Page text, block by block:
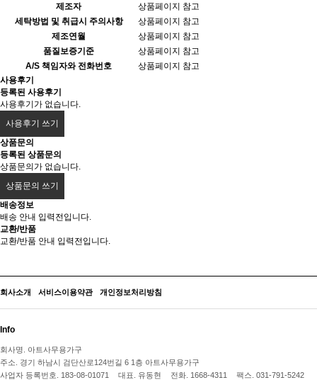
제조자
상품페이지 참고
세탁방법 및 취급시 주의사항
상품페이지 참고
제조연월
상품페이지 참고
품질보증기준
상품페이지 참고
A/S 책임자와 전화번호
상품페이지 참고
사용후기
등록된 사용후기
사용후기가 없습니다.
사용후기 쓰기
상품문의
등록된 상품문의
상품문의가 없습니다.
상품문의 쓰기
배송정보
배송 안내 입력전입니다.
교환/반품
교환/반품 안내 입력전입니다.
회사소개 서비스이용약관 개인정보처리방침
Info
회사명.
아트사무용가구
주소.
경기 하남시 검단산로124번길 6 1층 아트사무용가구
사업자 등록번호.
183-08-01071 대표. 유동현 전화. 1668-4311 팩스. 031-791-5242